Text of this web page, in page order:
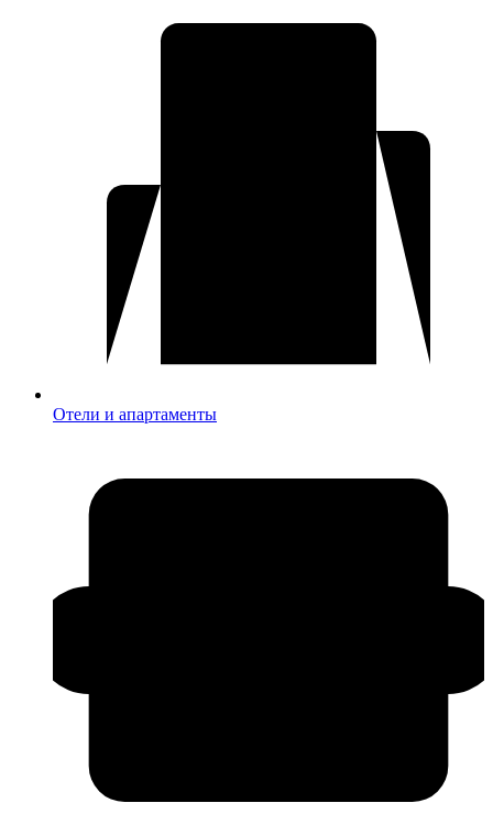
Отели и апартаменты